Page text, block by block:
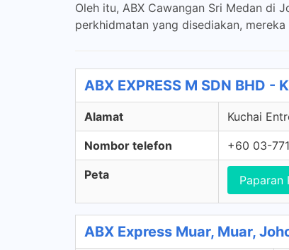
Oleh itu, ABX Cawangan Sri Medan di
perkhidmatan yang disediakan,
ABX EXPRESS M SDN BHD
Alamat Kuchai
Nombor telefon +60 03-
Peta Paparan
ABX Express Muar, Muar,